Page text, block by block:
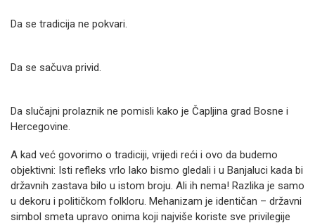
Da se tradicija ne pokvari.
Da se sačuva privid.
Da slučajni prolaznik ne pomisli kako je Čapljina grad Bosne i
Hercegovine.
A kad već govorimo o tradiciji, vrijedi reći i ovo da budemo
objektivni: Isti refleks vrlo lako bismo gledali i u Banjaluci kada bi
državnih zastava bilo u istom broju. Ali ih nema! Razlika je samo
u dekoru i političkom folkloru. Mehanizam je identičan – državni
simbol smeta upravo onima koji najviše koriste sve privilegije